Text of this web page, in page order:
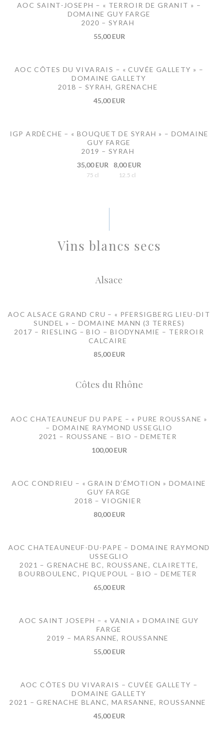
AOC SAINT-JOSEPH – « TERROIR DE GRANIT » –
DOMAINE GUY FARGE
2020 – SYRAH
55,00 EUR
AOC CÔTES DU VIVARAIS – « CUVÉE GALLETY » –
DOMAINE GALLETY
2018 – SYRAH, GRENACHE
45,00 EUR
IGP ARDÈCHE – « BOUQUET DE SYRAH » – DOMAINE
GUY FARGE
2019 – SYRAH
35,00 EUR
75 cl
8,00 EUR
12.5 cl
Vins blancs secs
Alsace
AOC ALSACE GRAND CRU – « PFERSIGBERG LIEU-DIT
SUNDEL » – DOMAINE MANN (3 TERRES)
2017 – RIESLING – BIO – BIODYNAMIE – TERROIR
CALCAIRE
85,00 EUR
Côtes du Rhône
AOC CHATEAUNEUF DU PAPE – « PURE ROUSSANE »
– DOMAINE RAYMOND USSEGLIO
2021 – ROUSSANE – BIO – DEMETER
100,00 EUR
AOC CONDRIEU – « GRAIN D’ÉMOTION » DOMAINE
GUY FARGE
2018 – VIOGNIER
80,00 EUR
AOC CHATEAUNEUF-DU-PAPE – DOMAINE RAYMOND
USSEGLIO
2021 – GRENACHE BC, ROUSSANE, CLAIRETTE,
BOURBOULENC, PIQUEPOUL – BIO – DEMETER
65,00 EUR
AOC SAINT JOSEPH – « VANIA » DOMAINE GUY
FARGE
2019 – MARSANNE, ROUSSANNE
55,00 EUR
AOC CÔTES DU VIVARAIS – CUVÉE GALLETY –
DOMAINE GALLETY
2021 – GRENACHE BLANC, MARSANNE, ROUSSANNE
45,00 EUR